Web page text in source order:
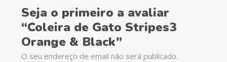
Seja o primeiro a avaliar
“Coleira de Gato Stripes3
Orange & Black”
O seu endereço de email não será publicado.